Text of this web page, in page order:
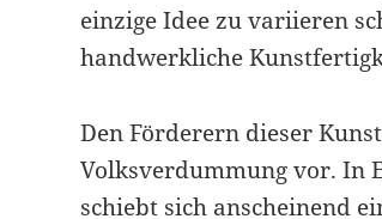
einzige Idee zu variieren
handwerkliche
Den Förderern dieser
Volksverdummung vor. In
schiebt sich anscheinend